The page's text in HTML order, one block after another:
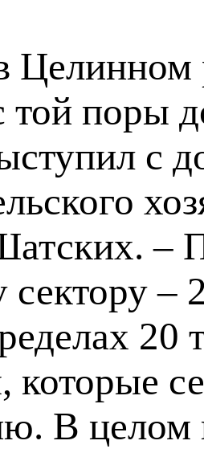
Целинном
той поры
с
–
сектору –
20
В целом